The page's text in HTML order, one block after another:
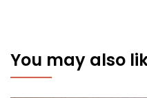
You may also